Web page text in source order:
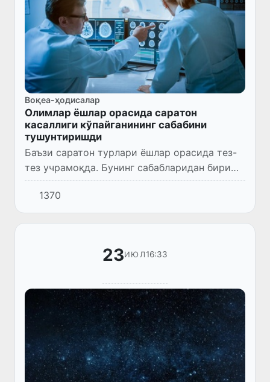
Воқеа-ҳодисалар
Олимлар ёшлар орасида саратон
касаллиги кўпайганининг сабабини
тушунтиришди
Баъзи саратон турлари ёшлар орасида тез-
тез учрамоқда. Бунинг сабабларидан бири
тананинг биологик қариши тезлашишидир.
Вашингтон университети тиббиёт мактаби
олимлари келишди ана ш...
1370
23ИЮЛ16:33